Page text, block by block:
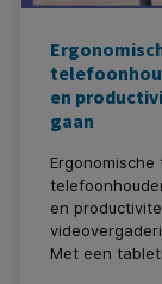
en
gaan
en
Met een